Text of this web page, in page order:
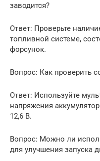
заводится?
Ответ: Проверьте
топливной системе,
форсунок.
Вопрос: Как проверить
Ответ: Используйте
напряжения
12,6 В.
Вопрос: Можно ли
для улучшения запуска